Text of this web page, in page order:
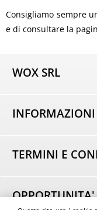
Consigliamo sempre
e di consultare la
WOX SRL
COE SM21075
----
Tel. +39 0549 963801
INFORMAZIONI
Domande
TERMINI E
Modalità di
OPPORTUNITA'